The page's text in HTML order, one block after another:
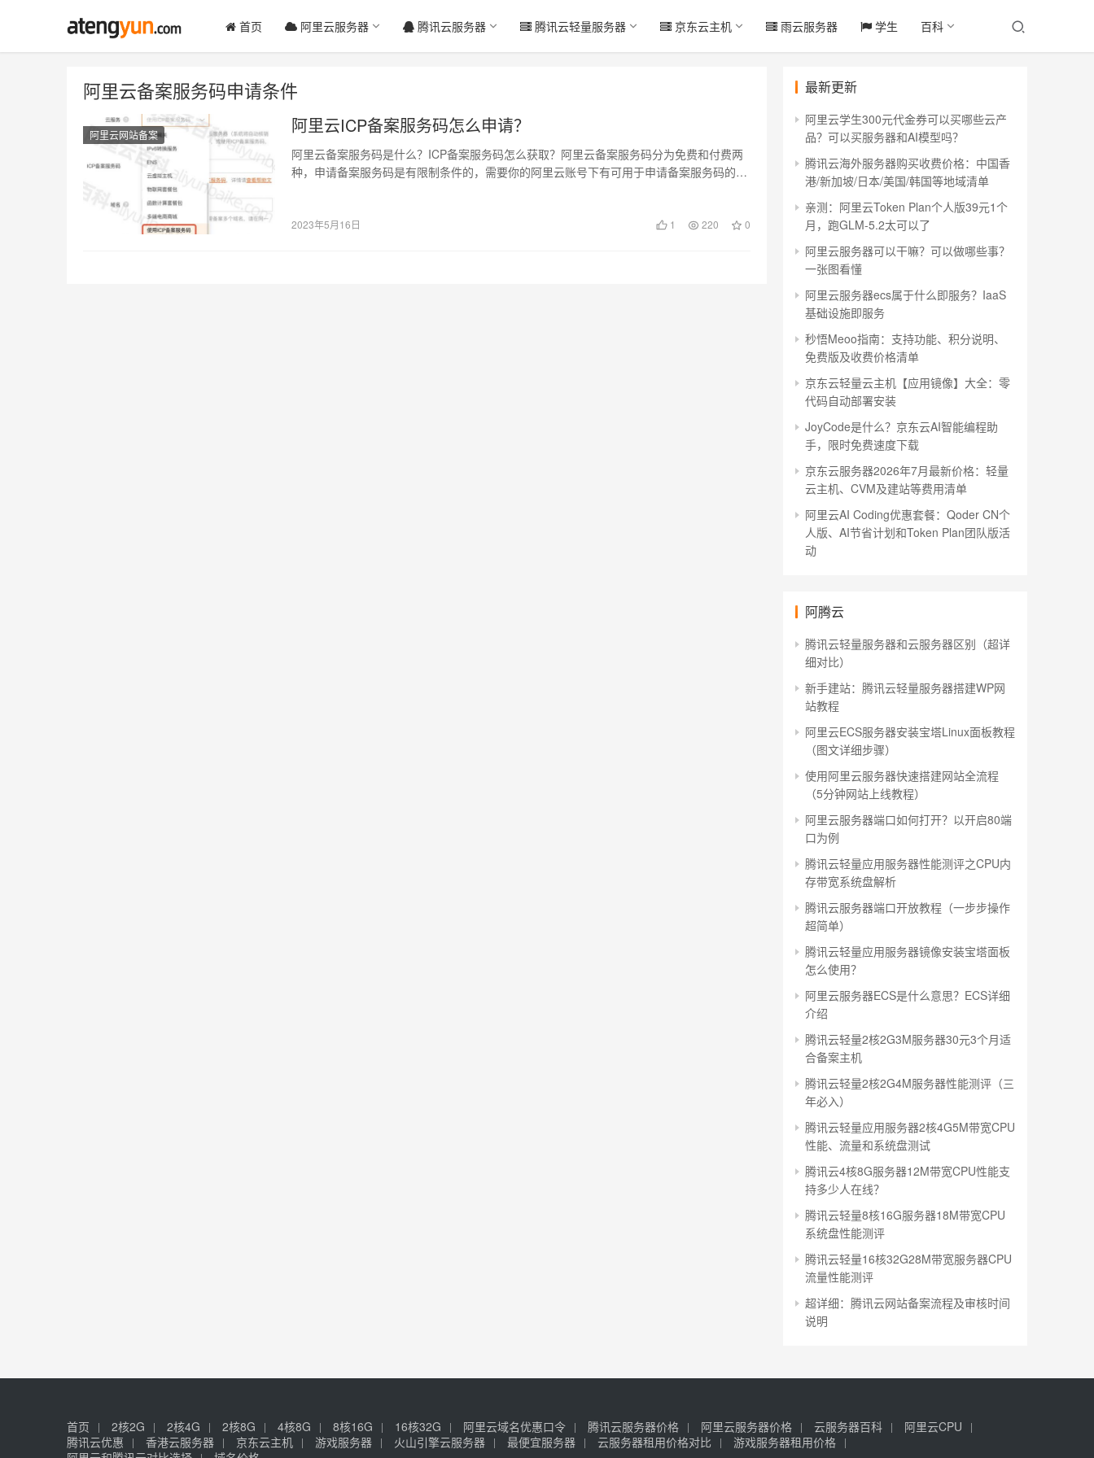
首页 阿里云服务器 腾讯云服务器 腾讯云轻量服务器 京东云主机 雨云服务器 学生 百科
阿里云备案服务码申请条件
阿里云网站备案 阿里云ICP备案服务码怎么申请？
阿里云备案服务码是什么？ICP备案服务码怎么获取？阿里云备案服务码分为免费和付费两
种，申请备案服务码是有限制条件的，需要你的阿里云账号下有可用于申请备案服务码的云
2023年5月16日 1 220 0
最新更新
阿里云学生300元代金券可以买哪些云产
品？可以买服务器和AI模型吗？
腾讯云海外服务器购买收费价格：中国香
港/新加坡/日本/美国/韩国等地域清单
亲测：阿里云Token Plan个人版39元1个
月，跑GLM-5.2太可以了
阿里云服务器可以干嘛？可以做哪些事？
一张图看懂
阿里云服务器ecs属于什么即服务？IaaS
基础设施即服务
秒悟Meoo指南：支持功能、积分说明、
免费版及收费价格清单
京东云轻量云主机【应用镜像】大全：零
代码自动部署安装
JoyCode是什么？京东云AI智能编程助
手，限时免费速度下载
京东云服务器2026年7月最新价格：轻量
云主机、CVM及建站等费用清单
阿里云AI Coding优惠套餐：Qoder CN个
人版、AI节省计划和Token Plan团队版活
动
阿腾云
腾讯云轻量服务器和云服务器区别（超详
细对比）
新手建站：腾讯云轻量服务器搭建WP网
站教程
阿里云ECS服务器安装宝塔Linux面板教程
（图文详细步骤）
使用阿里云服务器快速搭建网站全流程
（5分钟网站上线教程）
阿里云服务器端口如何打开？以开启80端
口为例
腾讯云轻量应用服务器性能测评之CPU内
存带宽系统盘解析
腾讯云服务器端口开放教程（一步步操作
超简单）
腾讯云轻量应用服务器镜像安装宝塔面板
怎么使用？
阿里云服务器ECS是什么意思？ECS详细
介绍
腾讯云轻量2核2G3M服务器30元3个月适
合备案主机
腾讯云轻量2核2G4M服务器性能测评（三
年必入）
腾讯云轻量应用服务器2核4G5M带宽CPU
性能、流量和系统盘测试
腾讯云4核8G服务器12M带宽CPU性能支
持多少人在线？
腾讯云轻量8核16G服务器18M带宽CPU
系统盘性能测评
腾讯云轻量16核32G28M带宽服务器CPU
流量性能测评
超详细：腾讯云网站备案流程及审核时间
说明
首页 2核2G 2核4G 2核8G 4核8G 8核16G 16核32G 阿里云域名优惠口令 腾讯云服务器价格 阿里云服务器价格 云服务器百科
阿里云CPU
腾讯云优惠
香港云服务器 京东云主机 游戏服务器 火山引擎云服务器 最便宜服务器 云服务器租用价格对比
游戏服务器租用价格